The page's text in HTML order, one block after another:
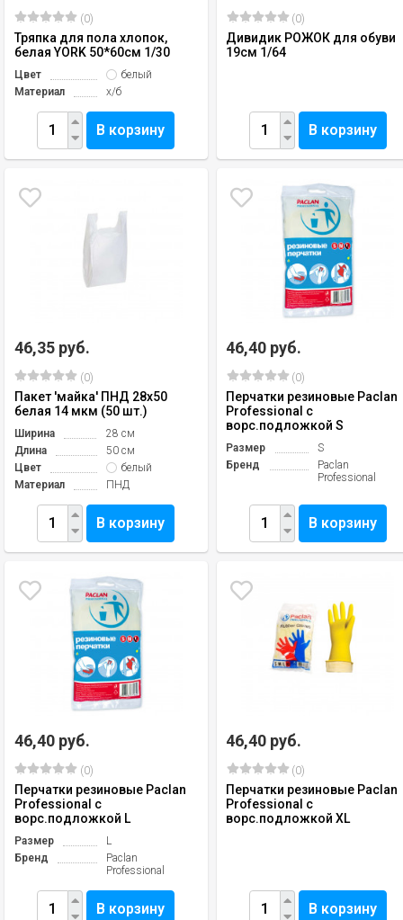
(0)
Тряпка для пола хлопок,
белая YORK 50*60см 1/30
Цвет
белый
Материал
х/б
В корзину
(0)
Дивидик РОЖОК для обуви
19см 1/64
В корзину
46,35 руб.
(0)
Пакет 'майка' ПНД 28х50
белая 14 мкм (50 шт.)
Ширина
28 см
Длина
50 см
Цвет
белый
Материал
ПНД
В корзину
46,40 руб.
(0)
Перчатки резиновые Paclan
Professional с
ворс.подложкой S
Размер
S
Бренд
Paclan
Professional
В корзину
46,40 руб.
(0)
Перчатки резиновые Paclan
Professional с
ворс.подложкой L
Размер
L
Бренд
Paclan
Professional
В корзину
46,40 руб.
(0)
Перчатки резиновые Paclan
Professional с
ворс.подложкой ХL
В корзину